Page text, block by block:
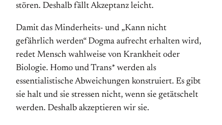
stören. Deshalb fällt Akzeptanz leicht.
Damit das Minderheits- und „Kann nicht
gefährlich werden“ Dogma aufrecht erhalten wird,
redet Mensch wahlweise von Krankheit oder
Biologie. Homo und Trans* werden als
essentialistische Abweichungen konstruiert. Es gibt
sie halt und sie stressen nicht, wenn sie getätschelt
werden. Deshalb akzeptieren wir sie.